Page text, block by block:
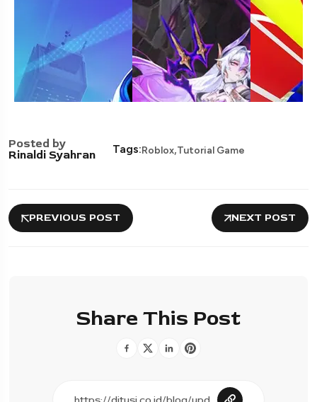
Posted by
Rinaldi Syahran
Tags:Roblox,Tutorial Game
PREVIOUS POST NEXT POST
Share This Post